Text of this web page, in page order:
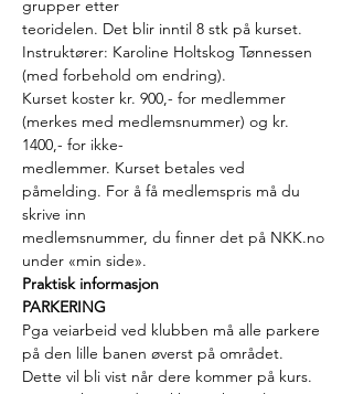
grupper etter
teoridelen. Det blir inntil 8 stk på kurset.
Instruktører: Karoline Holtskog Tønnessen
(med forbehold om endring).
Kurset koster kr. 900,- for medlemmer
(merkes med medlemsnummer) og kr.
1400,- for ikke-
medlemmer. Kurset betales ved
påmelding. For å få medlemspris må du
skrive inn
medlemsnummer, du finner det på NKK.no
under «min side».
Praktisk informasjon
PARKERING
Pga veiarbeid ved klubben må alle parkere
på den lille banen øverst på området.
Dette vil bli vist når dere kommer på kurs.